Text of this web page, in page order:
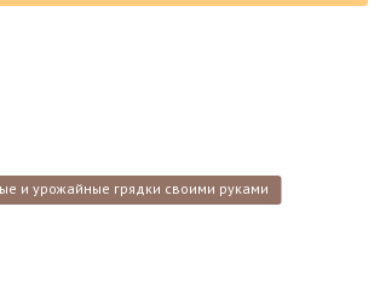
и урожайные грядки своими руками